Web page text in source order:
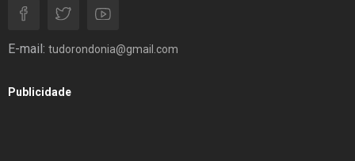
E-mail: tudorondonia@gmail.com
Publicidade